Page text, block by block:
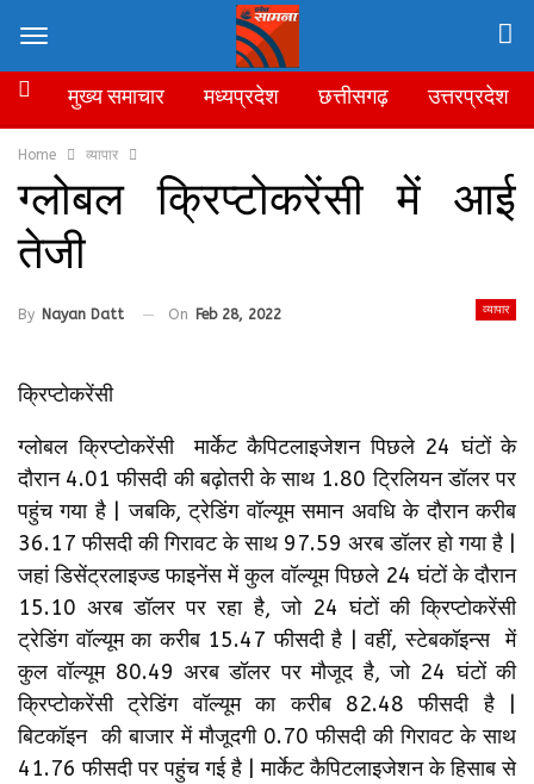
Home व्यापार
ग्लोबल क्रिप्टोकरेंसी में आई
तेजी
व्यापार
By Nayan Datt On Feb 28, 2022
क्रिप्टोकरेंसी
ग्लोबल क्रिप्टोकरेंसी मार्केट कैपिटलाइजेशन पिछले 24 घंटों के
दौरान 4.01 फीसदी की बढ़ोतरी के साथ 1.80 ट्रिलियन डॉलर पर
पहुंच गया है | जबकि, ट्रेडिंग वॉल्यूम समान अवधि के दौरान करीब
36.17 फीसदी की गिरावट के साथ 97.59 अरब डॉलर हो गया है |
जहां डिसेंट्रलाइज्ड फाइनेंस में कुल वॉल्यूम पिछले 24 घंटों के दौरान
15.10 अरब डॉलर पर रहा है, जो 24 घंटों की क्रिप्टोकरेंसी
ट्रेडिंग वॉल्यूम का करीब 15.47 फीसदी है | वहीं, स्टेबकॉइन्स में
कुल वॉल्यूम 80.49 अरब डॉलर पर मौजूद है, जो 24 घंटों की
क्रिप्टोकरेंसी ट्रेडिंग वॉल्यूम का करीब 82.48 फीसदी है |
बिटकॉइन की बाजार में मौजूदगी 0.70 फीसदी की गिरावट के साथ
41.76 फीसदी पर पहुंच गई है | मार्केट कैपिटलाइजेशन के हिसाब से
मुख्य समाचार मध्यप्रदेश छत्तीसगढ़ उत्तरप्रदेश